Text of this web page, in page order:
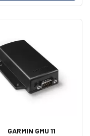
GARMIN GMU 11